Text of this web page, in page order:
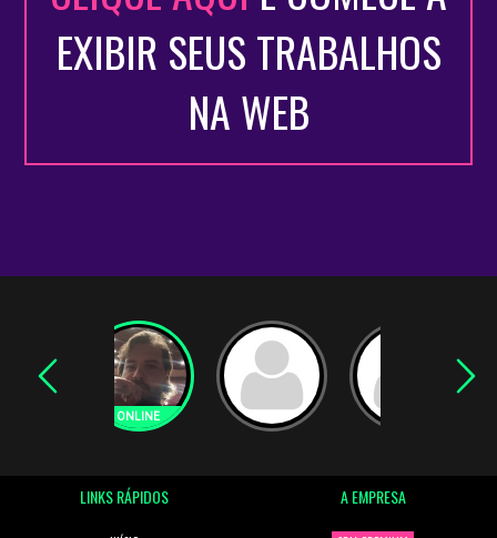
EXIBIR SEUS TRABALHOS
NA WEB
LINKS RÁPIDOS A EMPRESA